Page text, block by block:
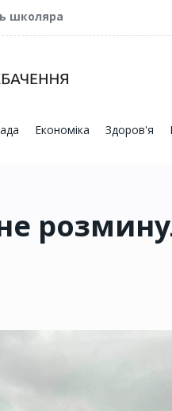
школяра
Економіка Здоров'я